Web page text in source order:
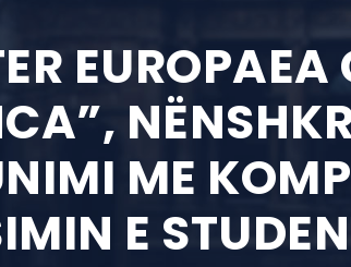
EUROPAEA
ME
E